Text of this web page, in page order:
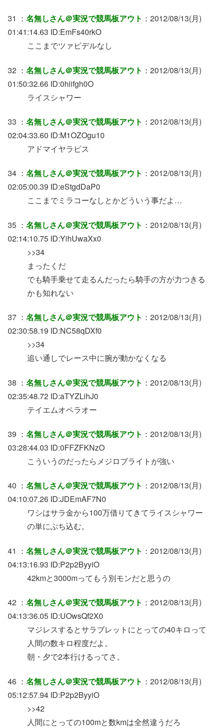
31 ： 名無しさん＠実況で競馬板アウト ：2012/08/13(月)
01:41:14.63 ID:EmFs40rkO
ここまでツァビデルなし
32 ： 名無しさん＠実況で競馬板アウト ：2012/08/13(月)
01:50:32.66 ID:0hiifgh0O
ライスシャワー
33 ： 名無しさん＠実況で競馬板アウト ：2012/08/13(月)
02:04:33.60 ID:M1OZOgu10
アドマイヤラピス
34 ： 名無しさん＠実況で競馬板アウト ：2012/08/13(月)
02:05:00.39 ID:eStgdDaP0
ここまでミラコーなしとかどういう事だよ…
35 ： 名無しさん＠実況で競馬板アウト ：2012/08/13(月)
02:14:10.75 ID:YihUwaXx0
>>34
まったくだ
でも騎手乗せて走るんだったら騎手の方が力つきる
かも知れない
37 ： 名無しさん＠実況で競馬板アウト ：2012/08/13(月)
02:30:58.19 ID:NC58qDXf0
>>34
追い通しでレース中に腕が動かなくなる
38 ： 名無しさん＠実況で競馬板アウト ：2012/08/13(月)
02:35:48.72 ID:aTYZLihJ0
テイエムオペラオー
39 ： 名無しさん＠実況で競馬板アウト ：2012/08/13(月)
03:28:44.03 ID:0FFZFKNzO
こういうのだったらメジロブライトが強い
40 ： 名無しさん＠実況で競馬板アウト ：2012/08/13(月)
04:10:07.26 ID:JDEmAF7N0
ワシはサラ金から100万借りてきてライスシャワー
の単にぶち込む。
41 ： 名無しさん＠実況で競馬板アウト ：2012/08/13(月)
04:13:16.93 ID:P2p2ByyiO
42kmと3000mってもう別モンだと思うの
42 ： 名無しさん＠実況で競馬板アウト ：2012/08/13(月)
04:13:36.05 ID:UOwsQf2X0
マジレスするとサラブレットにとっての40キロって
人間の数キロ程度だよ。
朝・夕で2本行けるってさ。
46 ： 名無しさん＠実況で競馬板アウト ：2012/08/13(月)
05:12:57.94 ID:P2p2ByyiO
>>42
人間にとっての100mと数kmは全然違うだろ